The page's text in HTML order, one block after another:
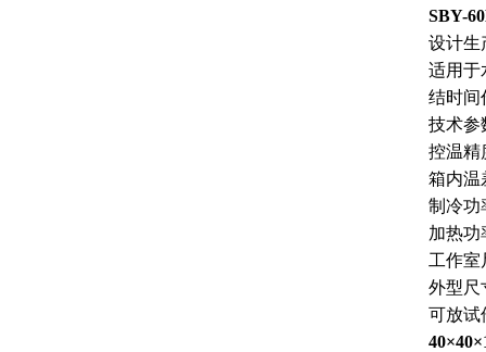
SBY-
设计生
适用于
结时间
技术参
控温精
箱内温
制冷功
加热功
工作室
外型尺
可放试